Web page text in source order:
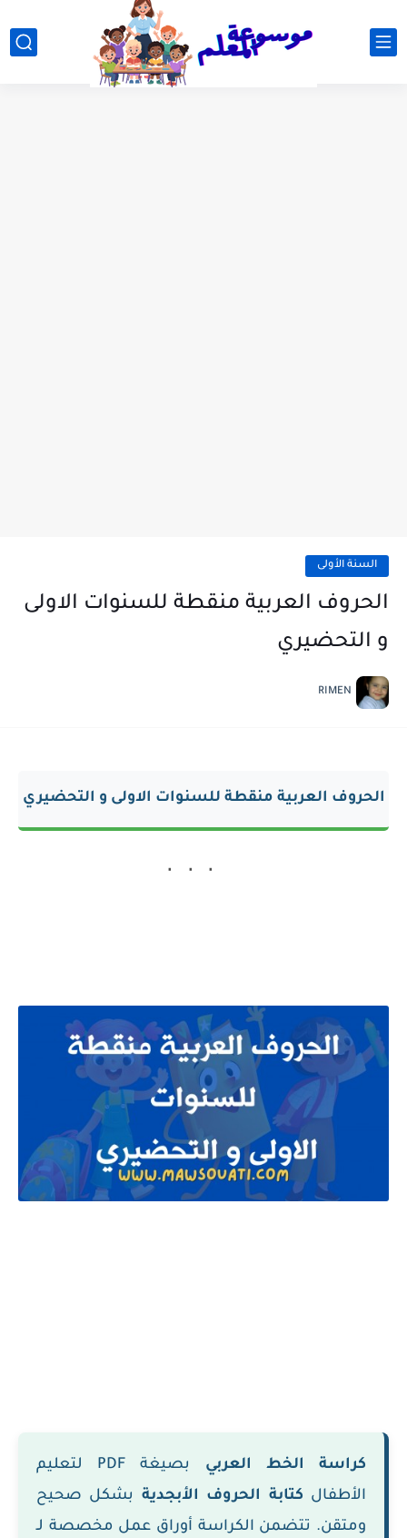
السنة الأولى
الحروف العربية منقطة للسنوات الاولى
و التحضيري
RIMEN
الحروف العربية منقطة للسنوات الاولى و التحضيري
كراسة الخط العربي
بصيغة PDF لتعليم
الأطفال كتابة الحروف الأبجدية بشكل صحيح
ومتقن. تتضمن الكراسة أوراق عمل مخصصة لـ